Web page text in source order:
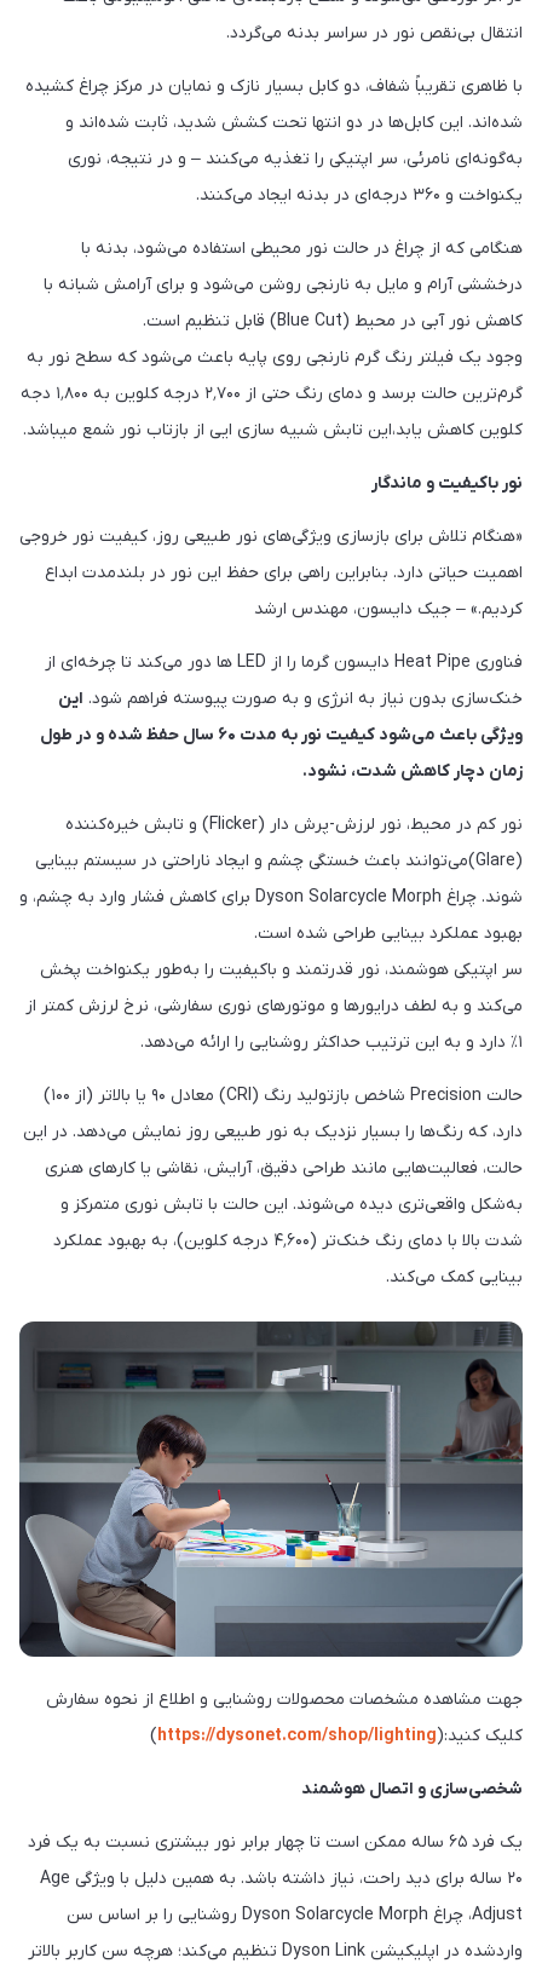
انتقال بی‌نقص نور در سراسر بدنه می‌گردد.
با ظاهری تقریباً شفاف، دو کابل بسیار نازک و نمایان در مرکز چراغ کشیده
شده‌اند. این کابل‌ها در دو انتها تحت کشش شدید، ثابت شده‌اند و
به‌گونه‌ای نامرئی، سر اپتیکی را تغذیه می‌کنند – و در نتیجه، نوری
یکنواخت و ۳۶۰ درجه‌ای در بدنه ایجاد می‌کنند.
هنگامی که از چراغ در حالت نور محیطی استفاده می‌شود، بدنه با
درخششی آرام و مایل به نارنجی روشن می‌شود و برای آرامش شبانه با
کاهش نور آبی در محیط (Blue Cut) قابل تنظیم است.
وجود یک فیلتر رنگ گرم نارنجی روی پایه باعث می‌شود که سطح نور به
گرم‌ترین حالت برسد و دمای رنگ حتی از ۲٬۷۰۰ درجه کلوین به ۱٬۸۰۰ دجه
کلوین کاهش یابد،این تابش شبیه سازی ایی از بازتاب نور شمع میباشد.
نور باکیفیت و ماندگار
«هنگام تلاش برای بازسازی ویژگی‌های نور طبیعی روز، کیفیت نور خروجی
اهمیت حیاتی دارد. بنابراین راهی برای حفظ این نور در بلندمدت ابداع
کردیم.» – جیک دایسون، مهندس ارشد
فناوری Heat Pipe دایسون گرما را از LED‌ ها دور می‌کند تا چرخه‌ای از
خنک‌سازی بدون نیاز به انرژی و به صورت پیوسته فراهم شود. این
ویژگی باعث می‌شود کیفیت نور به مدت ۶۰ سال حفظ شده و در طول
زمان دچار کاهش شدت، نشود.
نور کم در محیط، نور لرزش-پرش دار (Flicker) و تابش خیره‌کننده
(Glare)می‌توانند باعث خستگی چشم و ایجاد ناراحتی در سیستم بینایی
شوند. چراغ Dyson Solarcycle Morph برای کاهش فشار وارد به چشم، و
بهبود عملکرد بینایی طراحی شده است.
سر اپتیکی هوشمند، نور قدرتمند و باکیفیت را به‌طور یکنواخت پخش
می‌کند و به لطف درایورها و موتورهای نوری سفارشی، نرخ لرزش کمتر از
۱٪ دارد و به این ترتیب حداکثر روشنایی را ارائه می‌دهد.
حالت Precision شاخص بازتولید رنگ (CRI) معادل ۹۰ یا بالاتر (از ۱۰۰)
دارد، که رنگ‌ها را بسیار نزدیک به نور طبیعی روز نمایش می‌دهد. در این
حالت، فعالیت‌هایی مانند طراحی دقیق، آرایش، نقاشی یا کارهای هنری
به‌شکل واقعی‌تری دیده می‌شوند. این حالت با تابش نوری متمرکز و
شدت بالا با دمای رنگ خنک‌تر (۴٬۶۰۰ درجه کلوین)، به بهبود عملکرد
بینایی کمک می‌کند.
جهت مشاهده مشخصات محصولات روشنایی و اطلاع از نحوه سفارش
کلیک کنید:(https://dysonet.com/shop/lighting
)
شخصی‌سازی و اتصال هوشمند
یک فرد ۶۵ ساله ممکن است تا چهار برابر نور بیشتری نسبت به یک فرد
۲۰ ساله برای دید راحت، نیاز داشته باشد. به همین دلیل با ویژگی Age
Adjust، چراغ Dyson Solarcycle Morph روشنایی را بر اساس سن
واردشده در اپلیکیشن Dyson Link تنظیم می‌کند؛ هرچه سن کاربر بالاتر